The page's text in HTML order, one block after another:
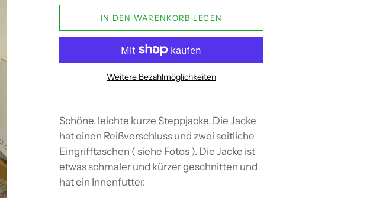
IN DEN WARENKORB LEGEN
Weitere Bezahlmöglichkeiten
Schöne, leichte kurze Steppjacke. Die Jacke
hat einen Reißverschluss und zwei seitliche
Eingrifftaschen ( siehe Fotos ). Die Jacke ist
etwas schmaler und kürzer geschnitten und
hat ein Innenfutter.